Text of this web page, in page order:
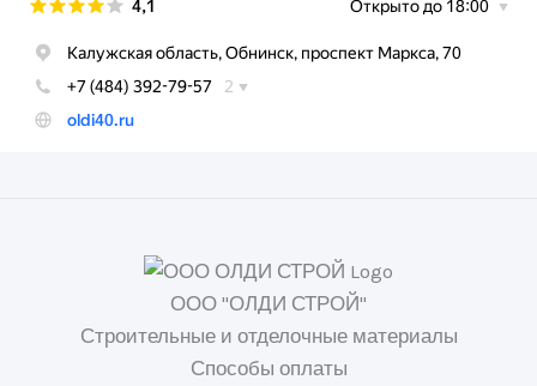
ООО "ОЛДИ СТРОЙ"
Строительные и отделочные материалы
Способы оплаты